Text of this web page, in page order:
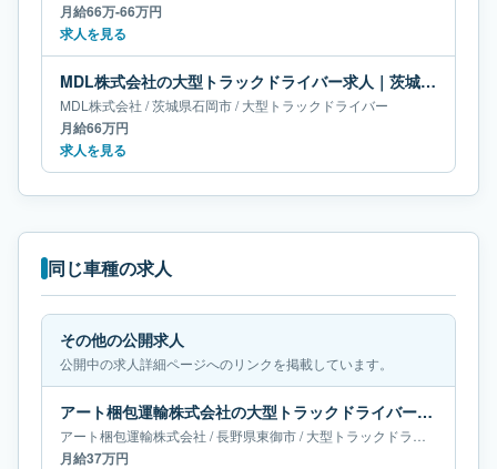
月給66万-66万円
求人を見る
MDL株式会社の大型トラックドライバー求人｜茨城県石岡市｜月給66万円
MDL株式会社 /茨城県石岡市/大型トラックドライバー
月給66万円
求人を見る
同じ車種の求人
その他の公開求人
公開中の求人詳細ページへのリンクを掲載しています。
アート梱包運輸株式会社の大型トラックドライバー求人｜長野県東御市｜月給37万円
アート梱包運輸株式会社 /長野県東御市/大型トラックドライバー
月給37万円